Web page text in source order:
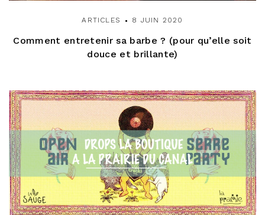
ARTICLES 8 JUIN 2020
Comment entretenir sa barbe ? (pour qu’elle soit
douce et brillante)